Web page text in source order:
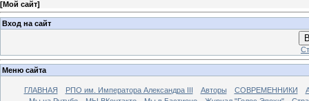
[Мой сайт]
Вход на сайт
Меню сайта
ГЛАВНАЯ РПО им. Императора Александра III Авторы СОВРЕМЕННИКИ